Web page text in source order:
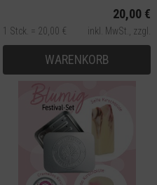
20,00 €
1 Stck. = 20,00 € inkl. MwSt., zzgl.
Versand
WARENKORB